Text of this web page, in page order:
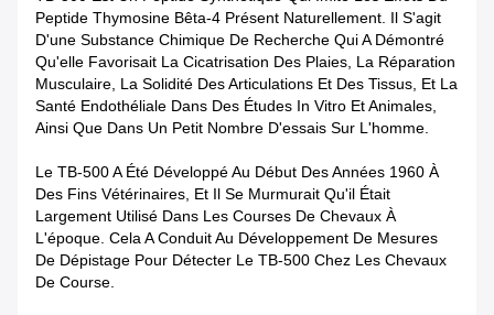
Peptide Thymosine Bêta-4 Présent Naturellement. Il S'agit
D'une Substance Chimique De Recherche Qui A Démontré
Qu'elle Favorisait La Cicatrisation Des Plaies, La Réparation
Musculaire, La Solidité Des Articulations Et Des Tissus, Et La
Santé Endothéliale Dans Des Études In Vitro Et Animales,
Ainsi Que Dans Un Petit Nombre D'essais Sur L'homme.
Le TB-500 A Été Développé Au Début Des Années 1960 À
Des Fins Vétérinaires, Et Il Se Murmurait Qu'il Était
Largement Utilisé Dans Les Courses De Chevaux À
L'époque. Cela A Conduit Au Développement De Mesures
De Dépistage Pour Détecter Le TB-500 Chez Les Chevaux
De Course.